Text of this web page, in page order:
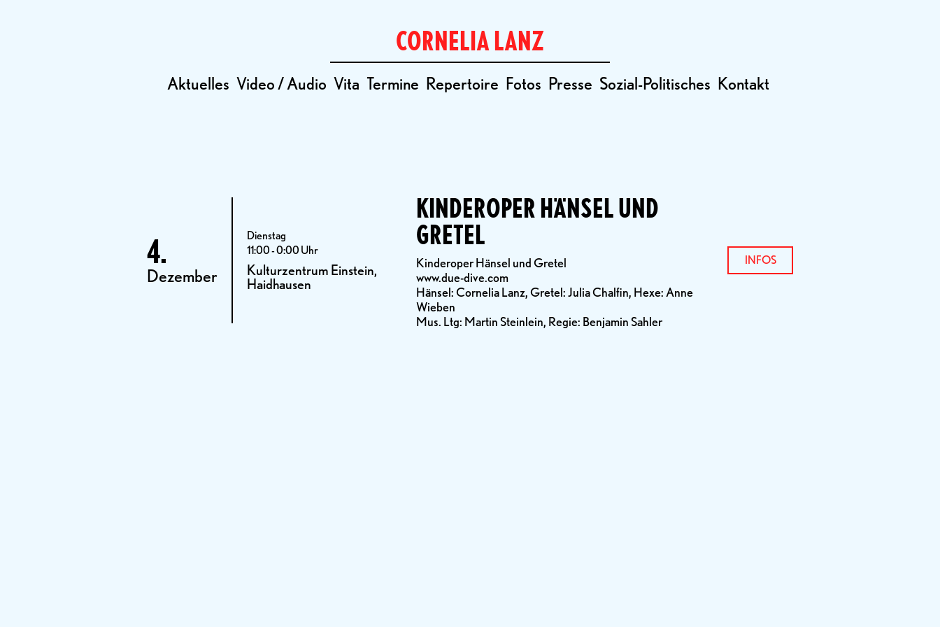
CORNELIA LANZ
Aktuelles Video / Audio Vita Termine Repertoire Fotos Presse Sozial-Politisches Kontakt
4.
Dezember
Dienstag
11:00 - 0:00 Uhr
Kulturzentrum Einstein,
Haidhausen
KINDEROPER HÄNSEL UND
GRETEL
Kinderoper Hänsel und Gretel
www.due-dive.com
Hänsel: Cornelia Lanz, Gretel: Julia Chalfin, Hexe: Anne
Wieben
Mus. Ltg: Martin Steinlein, Regie: Benjamin Sahler
INFOS